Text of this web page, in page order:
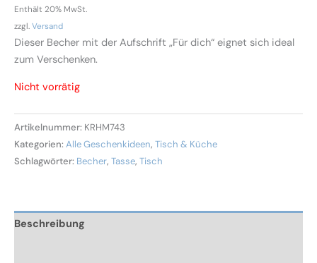
Enthält 20% MwSt.
zzgl.Versand
Dieser Becher mit der Aufschrift „Für dich“ eignet sich ideal
zum Verschenken.
Nicht vorrätig
Artikelnummer: KRHM743
Kategorien: Alle Geschenkideen, Tisch & Küche
Schlagwörter: Becher, Tasse, Tisch
Beschreibung